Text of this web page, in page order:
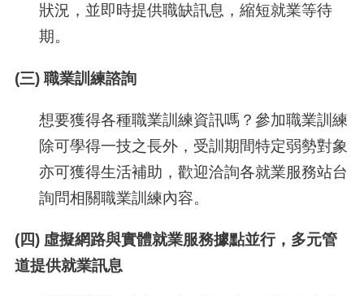
狀況，並即時提供職缺訊息，縮短就業等待
期。
(三) 職業訓練諮詢
想要獲得各種職業訓練資訊嗎？參加職業訓練
除可學得一技之長外，受訓期間特定弱勢對象
亦可獲得生活補助，歡迎洽詢各就業服務站台
詢問相關職業訓練內容。
(四) 虛擬網路與實體就業服務據點並行，多元管
道提供就業訊息